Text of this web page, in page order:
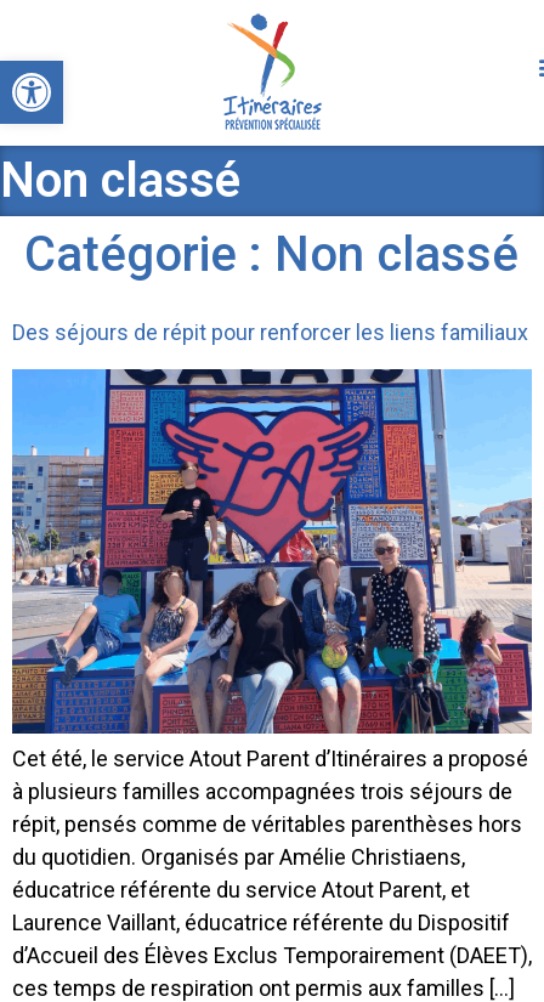
Ouvrir la barre d’outils
Non classé
Catégorie : Non classé
Des séjours de répit pour renforcer les liens familiaux
Cet été, le service Atout Parent d’Itinéraires a proposé
à plusieurs familles accompagnées trois séjours de
répit, pensés comme de véritables parenthèses hors
du quotidien. Organisés par Amélie Christiaens,
éducatrice référente du service Atout Parent, et
Laurence Vaillant, éducatrice référente du Dispositif
d’Accueil des Élèves Exclus Temporairement (DAEET),
ces temps de respiration ont permis aux familles […]